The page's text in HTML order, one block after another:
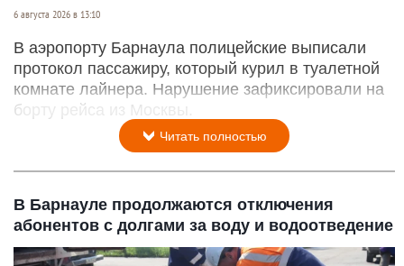
6 августа 2026 в 13:10
В аэропорту Барнаула полицейские выписали
протокол пассажиру, который курил в туалетной
комнате лайнера. Нарушение зафиксировали на
борту рейса из Москвы.
Читать полностью
В Барнауле продолжаются отключения
абонентов с долгами за воду и водоотведение